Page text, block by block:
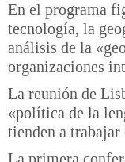
En el programa
tecnología, la
análisis de la
organizaciones
La reunión de
«política de la
tienden a trabajar